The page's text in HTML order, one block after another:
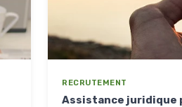
RECRUTEMENT
Assistance juridique